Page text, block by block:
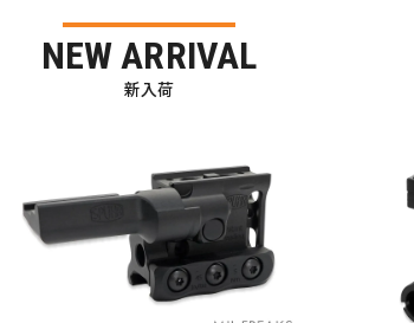
NEW ARRIVAL
新入荷